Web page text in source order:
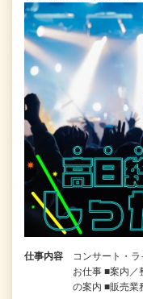
仕事内容
コンサート・
お仕事 ■案内／
の案内 ■販売